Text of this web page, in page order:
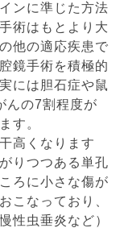
ンに準じた方法
術はもとより大
他の適応疾患で
鏡手術を積極的
には胆石症や鼠
んの7割程度が
す。
高くなります
りつつある単孔
ろに小さな傷が
こなっており、
性虫垂炎など）